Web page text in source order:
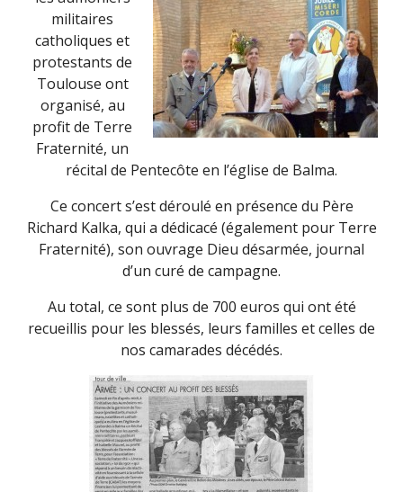
militaires
catholiques et
protestants de
Toulouse ont
organisé, au
profit de Terre
Fraternité, un
récital de Pentecôte en l’église de Balma.
Ce concert s’est déroulé en présence du Père
Richard Kalka, qui a dédicacé (également pour Terre
Fraternité), son ouvrage Dieu désarmée, journal
d’un curé de campagne.
Au total, ce sont plus de 700 euros qui ont été
recueillis pour les blessés, leurs familles et celles de
nos camarades décédés.